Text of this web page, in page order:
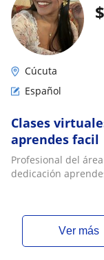
$
Cúcuta
Español
Clases
aprendes facil
Profesional del
dedicación
ver más